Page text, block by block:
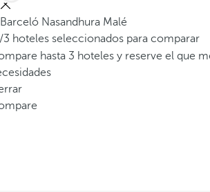
a
o
Barceló Nasandhura Malé
/3 hoteles seleccionados para comparar
hasta 3 hoteles y reserve el que